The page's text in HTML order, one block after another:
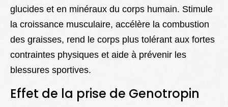
glucides et en minéraux du corps humain. Stimule
la croissance musculaire, accélère la combustion
des graisses, rend le corps plus tolérant aux fortes
contraintes physiques et aide à prévenir les
blessures sportives.
Effet de la prise de Genotropin